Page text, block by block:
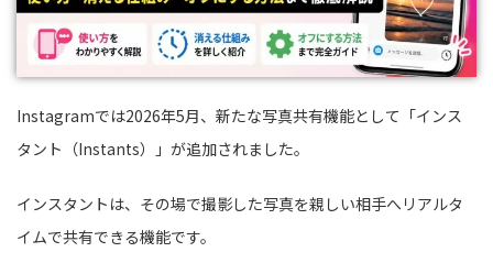
Instagramでは2026年5月、新たな写真共有機能として「インス
タント（Instants）」が追加されました。
インスタントは、その場で撮影した写真を親しい相手へリアルタ
イムで共有できる機能です。